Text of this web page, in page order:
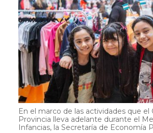
En el marco de las actividades que el
Provincia lleva adelante durante el
Infancias, la Secretaría de Economía